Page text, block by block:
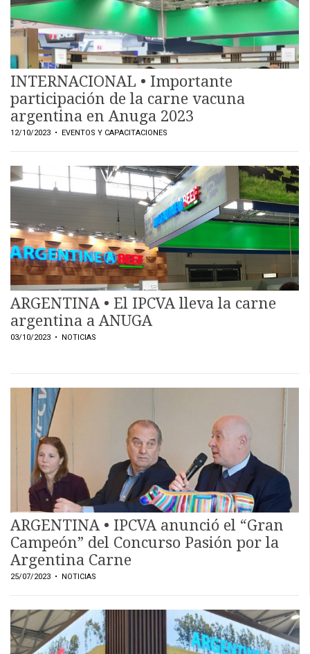
INTERNACIONAL • Importante
participación de la carne vacuna
argentina en Anuga 2023
12/10/2023 • EVENTOS Y CAPACITACIONES
ARGENTINA • El IPCVA lleva la carne
argentina a ANUGA
03/10/2023 • NOTICIAS
ARGENTINA • IPCVA anunció el “Gran
Campeón” del Concurso Pasión por la
Argentina Carne
25/07/2023 • NOTICIAS